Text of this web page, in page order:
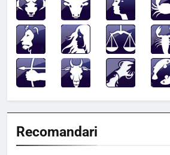
Recomandari